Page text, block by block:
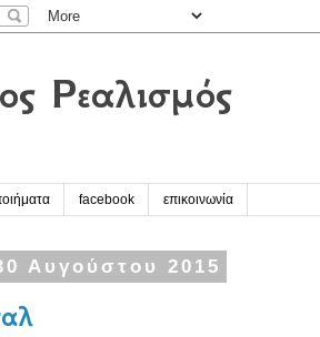
Ρεαλισμός
facebook επικοινωνία
Αυγούστου 2015